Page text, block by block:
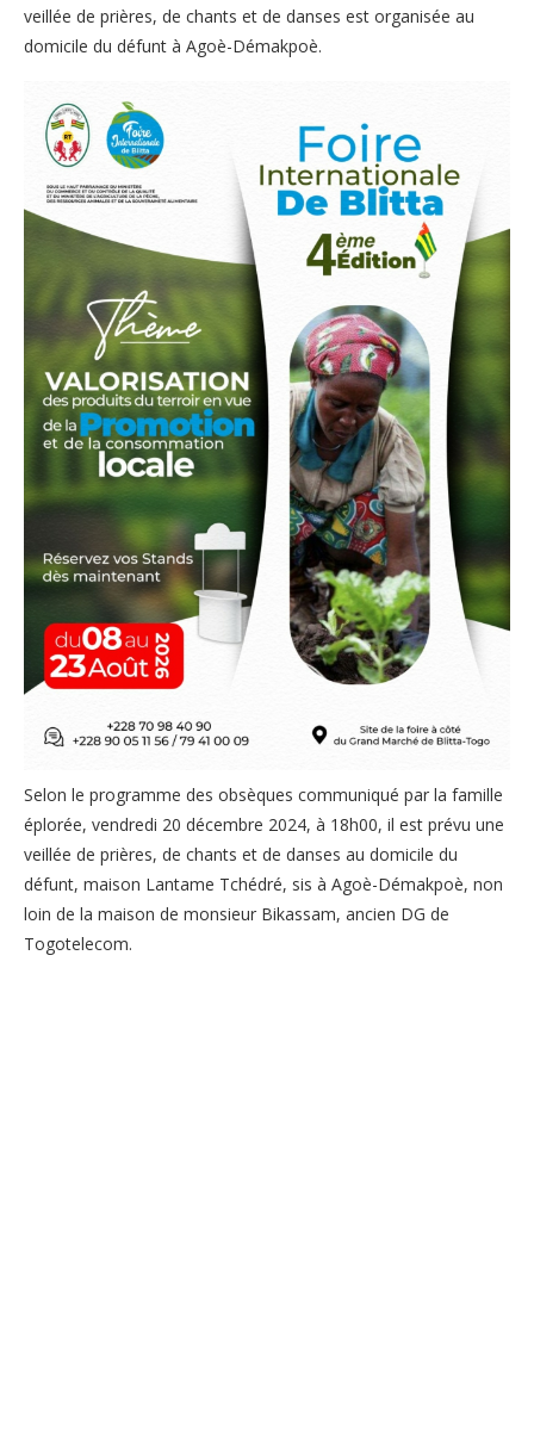
veillée de prières, de chants et de danses est organisée au
domicile du défunt à Agoè-Démakpoè.
Selon le programme des obsèques communiqué par la famille
éplorée, vendredi 20 décembre 2024, à 18h00, il est prévu une
veillée de prières, de chants et de danses au domicile du
défunt, maison Lantame Tchédré, sis à Agoè-Démakpoè, non
loin de la maison de monsieur Bikassam, ancien DG de
Togotelecom.